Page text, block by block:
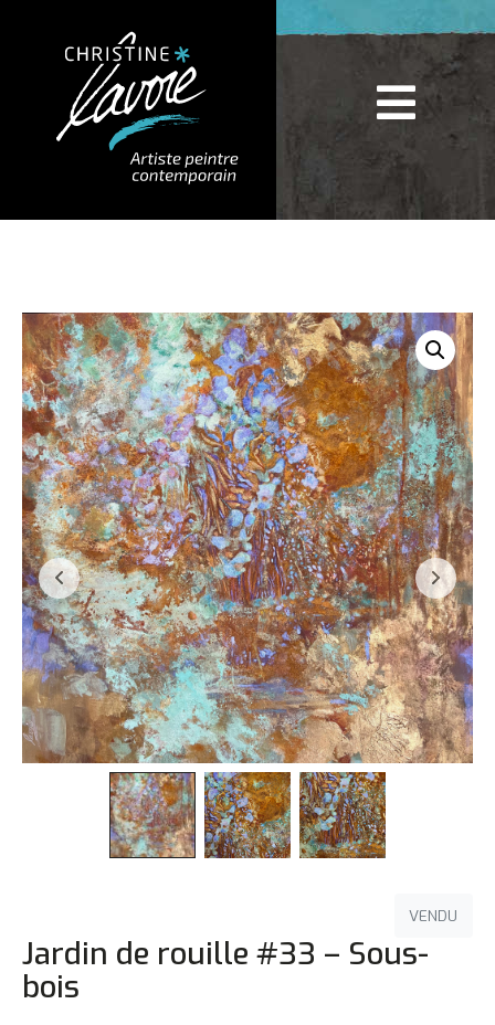
VENDU
Jardin de rouille #33 – Sous-
bois